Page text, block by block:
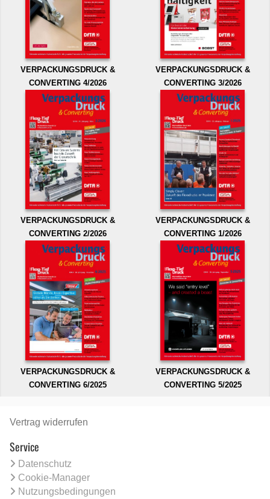
VERPACKUNGSDRUCK &
CONVERTING 4/2026
VERPACKUNGSDRUCK &
CONVERTING 3/2026
VERPACKUNGSDRUCK &
CONVERTING 2/2026
VERPACKUNGSDRUCK &
CONVERTING 1/2026
VERPACKUNGSDRUCK &
CONVERTING 6/2025
VERPACKUNGSDRUCK &
CONVERTING 5/2025
Vertrag widerrufen
Service
Datenschutz
Cookie-Manager
Nutzungsbedingungen